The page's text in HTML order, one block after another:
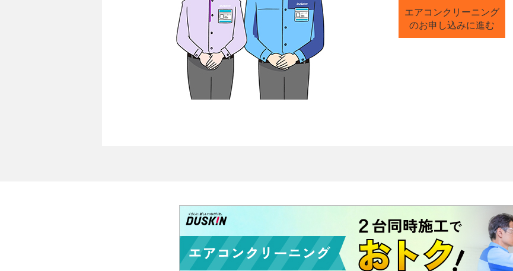
エアコンクリーニング
のお申し込みに進む